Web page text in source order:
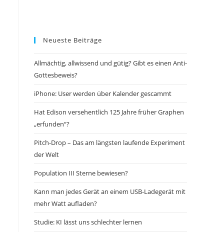
Neueste Beiträge
Allmächtig, allwissend und gütig? Gibt es einen Anti-
Gottesbeweis?
iPhone: User werden über Kalender gescammt
Hat Edison versehentlich 125 Jahre früher Graphen
„erfunden“?
Pitch-Drop – Das am längsten laufende Experiment
der Welt
Population III Sterne bewiesen?
Kann man jedes Gerät an einem USB-Ladegerät mit
mehr Watt aufladen?
Studie: KI lässt uns schlechter lernen